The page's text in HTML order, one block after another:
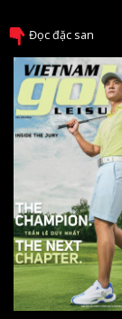
Đọc đặc san